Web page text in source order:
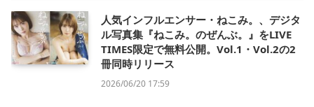
人気インフルエンサー・ねこみ。、デジタ
ル写真集『ねこみ。のぜんぶ。』をLIVE
TIMES限定で無料公開。Vol.1・Vol.2の2
冊同時リリース
2026/06/20 17:59